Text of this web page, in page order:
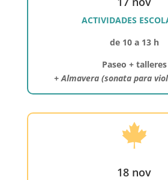
ACTIVIDADES
de 10 a 13 h
Paseo + talleres
+ Almavera (sonata para

18 nov